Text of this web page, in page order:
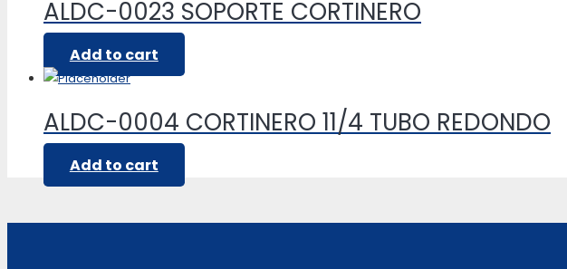
ALDC-0023 SOPORTE CORTINERO
Add to cart
ALDC-0004 CORTINERO 11/4 TUBO REDONDO
Add to cart